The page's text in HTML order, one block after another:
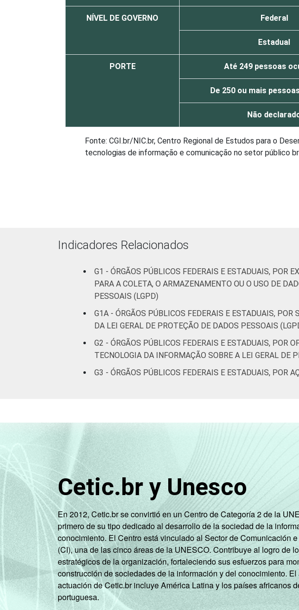
NÍVEL DE GOVERNO Federal
Estadual
PORTE Até 249 pessoas
De 250 ou mais
Não
Fonte: CGI.br/NIC.br, Centro Regional de Estudos para o
tecnologias de informação e comunicação no setor público
Indicadores Relacionados
G1 - ÓRGÃOS PÚBLICOS FEDERAIS E ESTADUAIS, POR
PARA A COLETA, O ARMAZENAMENTO OU O USO DE
PESSOAIS (LGPD)
G1A - ÓRGÃOS PÚBLICOS FEDERAIS E ESTADUAIS,
DA LEI GERAL DE PROTEÇÃO DE DADOS PESSOAIS
G2 - ÓRGÃOS PÚBLICOS FEDERAIS E ESTADUAIS, POR
TECNOLOGIA DA INFORMAÇÃO SOBRE A LEI GERAL DE
G3 - ÓRGÃOS PÚBLICOS FEDERAIS E ESTADUAIS, POR
Cetic.br y Unesco
En 2012, Cetic.br se convirtió en un Centro de Categoría 2 de la
primero de su tipo dedicado al desarrollo de la sociedad de la
conocimiento. El Centro está vinculado al Sector de Comunicación
(CI), una de las cinco áreas de la UNESCO. Contribuye al logro de
estratégicos de la organización, fortaleciendo sus esfuerzos para
construcción de sociedades de la información y del conocimiento. El
actuación de Cetic.br incluye América Latina y los países africanos
portuguesa.